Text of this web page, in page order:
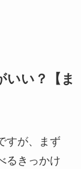
いい？【ま
すが、まず
るきっかけ